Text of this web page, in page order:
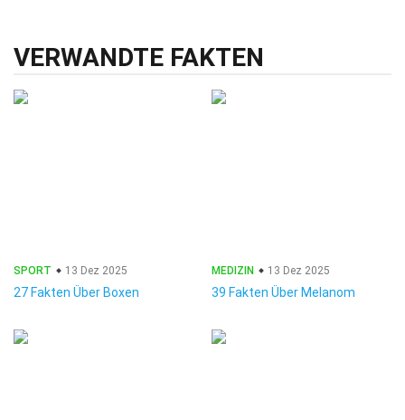
VERWANDTE FAKTEN
SPORT 13 Dez 2025
27 Fakten Über Boxen
MEDIZIN 13 Dez 2025
39 Fakten Über Melanom